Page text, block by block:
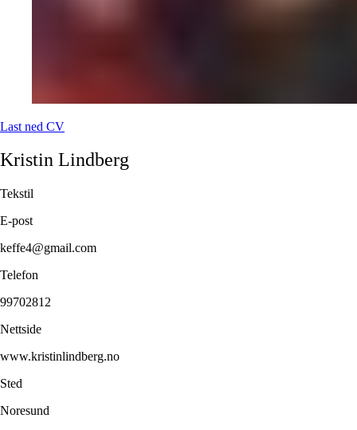
Last ned CV
Kristin Lindberg
Tekstil
E-post
keffe4@gmail.com
Telefon
99702812
Nettside
www.kristinlindberg.no
Sted
Noresund